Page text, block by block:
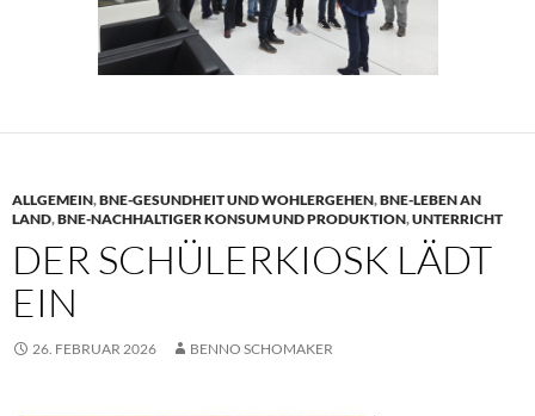
ALLGEMEIN,BNE-GESUNDHEIT UND WOHLERGEHEN,BNE-LEBEN AN
LAND,BNE-NACHHALTIGER KONSUM UND PRODUKTION,UNTERRICHT
DER SCHÜLERKIOSK LÄDT
EIN
26. FEBRUAR 2026 BENNO SCHOMAKER